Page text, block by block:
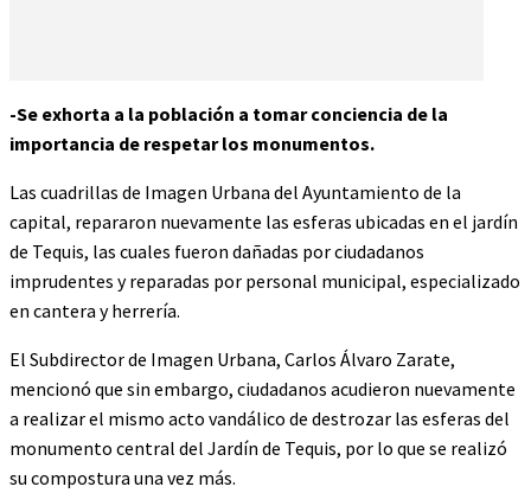
-Se exhorta a la población a tomar conciencia de la
importancia de respetar los monumentos.
Las cuadrillas de Imagen Urbana del Ayuntamiento de la
capital, repararon nuevamente las esferas ubicadas en el jardín
de Tequis, las cuales fueron dañadas por ciudadanos
imprudentes y reparadas por personal municipal, especializado
en cantera y herrería.
El Subdirector de Imagen Urbana, Carlos Álvaro Zarate,
mencionó que sin embargo, ciudadanos acudieron nuevamente
a realizar el mismo acto vandálico de destrozar las esferas del
monumento central del Jardín de Tequis, por lo que se realizó
su compostura una vez más.